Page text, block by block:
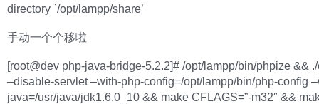
directory `/opt/lampp/share’
手动一个个移啦
[root@dev php-java-bridge-5.2.2]# /opt/lampp/bin/phpize &&
–disable-servlet –with-php-config=/opt/lampp/bin/php-config
java=/usr/java/jdk1.6.0_10 && make CFLAGS=”-m32″ &&